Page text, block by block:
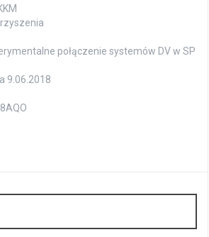
połączenie systemów DV w SP
9.06.2018